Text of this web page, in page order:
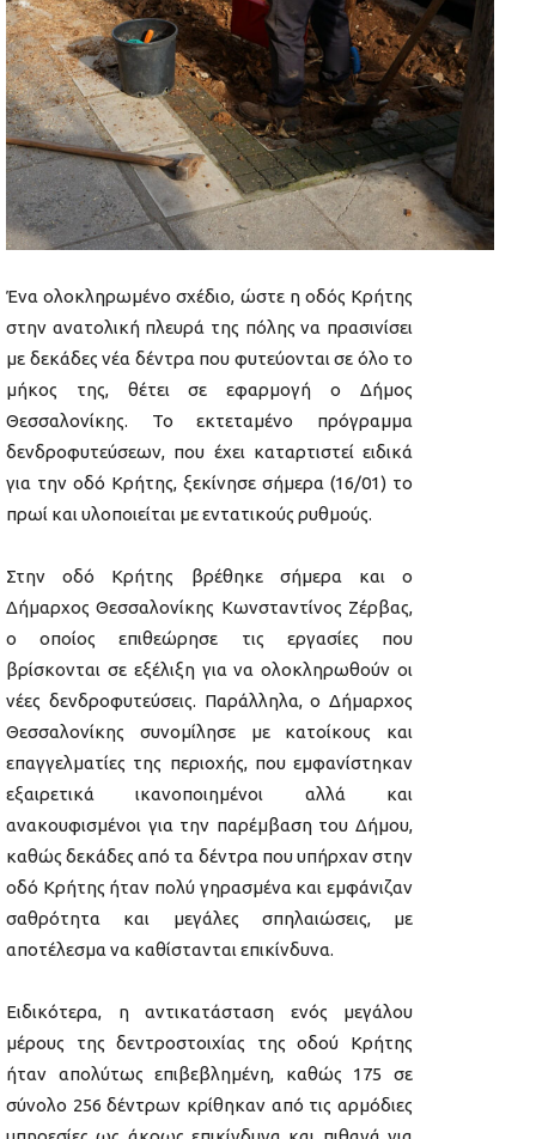
Ένα ολοκληρωμένο σχέδιο, ώστε η οδός Κρήτης
στην ανατολική πλευρά της πόλης να πρασινίσει
με δεκάδες νέα δέντρα που φυτεύονται σε όλο το
μήκος της, θέτει σε εφαρμογή ο Δήμος
Θεσσαλονίκης. Το εκτεταμένο πρόγραμμα
δενδροφυτεύσεων, που έχει καταρτιστεί ειδικά
για την οδό Κρήτης, ξεκίνησε σήμερα (16/01) το
πρωί και υλοποιείται με εντατικούς ρυθμούς.
Στην οδό Κρήτης βρέθηκε σήμερα και ο
Δήμαρχος Θεσσαλονίκης Κωνσταντίνος Ζέρβας,
ο οποίος επιθεώρησε τις εργασίες που
βρίσκονται σε εξέλιξη για να ολοκληρωθούν οι
νέες δενδροφυτεύσεις. Παράλληλα, ο Δήμαρχος
Θεσσαλονίκης συνομίλησε με κατοίκους και
επαγγελματίες της περιοχής, που εμφανίστηκαν
εξαιρετικά ικανοποιημένοι αλλά και
ανακουφισμένοι για την παρέμβαση του Δήμου,
καθώς δεκάδες από τα δέντρα που υπήρχαν στην
οδό Κρήτης ήταν πολύ γηρασμένα και εμφάνιζαν
σαθρότητα και μεγάλες σπηλαιώσεις, με
αποτέλεσμα να καθίστανται επικίνδυνα.
Ειδικότερα, η αντικατάσταση ενός μεγάλου
μέρους της δεντροστοιχίας της οδού Κρήτης
ήταν απολύτως επιβεβλημένη, καθώς 175 σε
σύνολο 256 δέντρων κρίθηκαν από τις αρμόδιες